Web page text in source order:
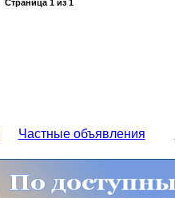
Страница 1из 1
Частные объявления